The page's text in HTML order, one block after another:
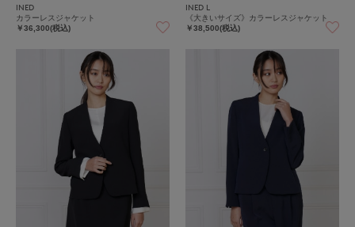
INED
カラーレスジャケット
￥36,300(税込)
INED L
《大きいサイズ》カラーレスジャケット
￥38,500(税込)